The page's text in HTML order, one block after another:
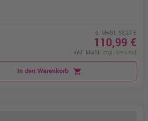
o. MwSt. 93,27 €
110,99 €
inkl. MwSt. zzgl. Versand
In den Warenkorb shopping_cart